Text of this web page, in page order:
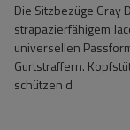
Die Sitzbezüge Gray
strapazierfähigem
universellen
Gurtstraffern.
schützen d